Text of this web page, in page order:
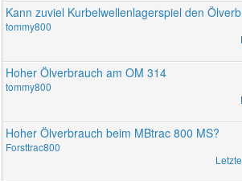
Kann zuviel Kurbelwellenlagerspiel den
tommy800
Hoher Ölverbrauch am OM 314
tommy800
Hoher Ölverbrauch beim MBtrac 800 MS?
Forsttrac800